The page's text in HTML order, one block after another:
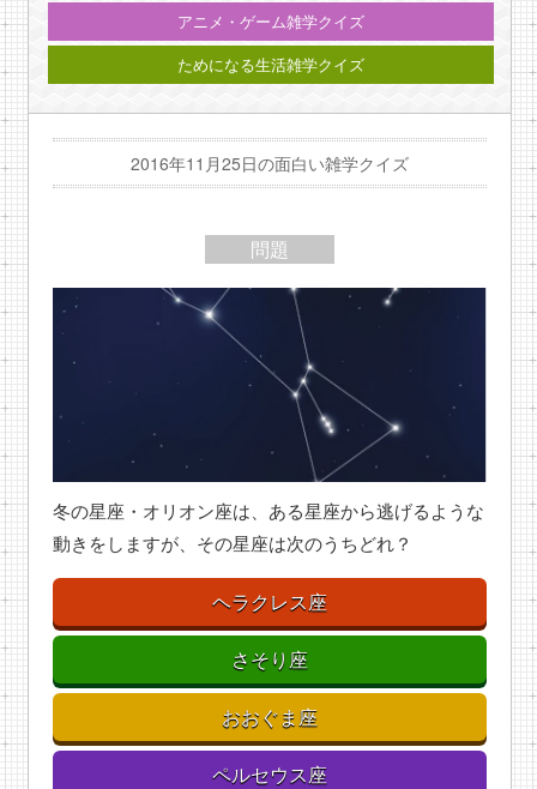
アニメ・ゲーム雑学クイズ
ためになる生活雑学クイズ
2016年11月25日の面白い雑学クイズ
問題
冬の星座・オリオン座は、ある星座から逃げるような
動きをしますが、その星座は次のうちどれ？
ヘラクレス座
さそり座
おおぐま座
ペルセウス座